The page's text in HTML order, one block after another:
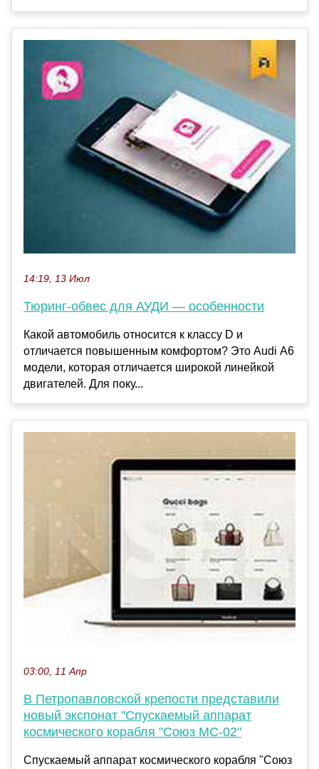
14:19, 13 Июл
Тюринг-обвес для АУДИ — особенности
Какой автомобиль относится к классу D и
отличается повышенным комфортом? Это Audi А6
модели, которая отличается широкой линейкой
двигателей. Для поку...
03:00, 11 Апр
В Петропавловской крепости представили
новый экспонат "Спускаемый аппарат
космического корабля "Союз МС-02"
Спускаемый аппарат космического корабля "Союз